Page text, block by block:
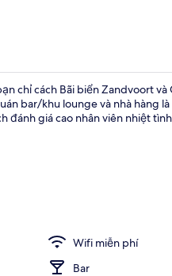
chỉ cách Bãi biển Zandvoort
bar/khu lounge và nhà hàng
đánh giá cao nhân viên nhiệt
Wifi miễn phí
Bar